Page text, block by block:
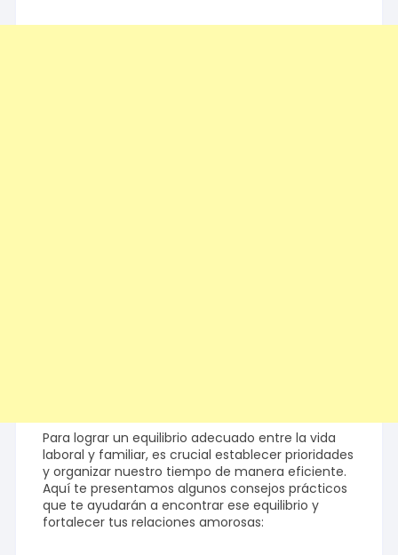
Para lograr un equilibrio adecuado entre la vida
laboral y familiar, es crucial establecer prioridades
y organizar nuestro tiempo de manera eficiente.
Aquí te presentamos algunos consejos prácticos
que te ayudarán a encontrar ese equilibrio y
fortalecer tus relaciones amorosas: